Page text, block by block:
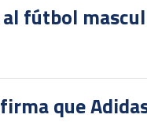
fútbol
que